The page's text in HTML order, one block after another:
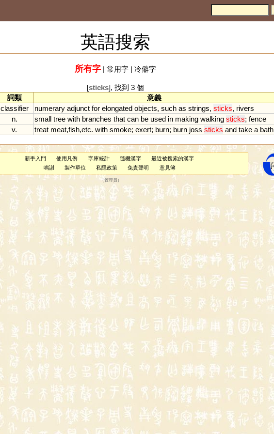
英語搜索
所有字| 常用字| 冷僻字
[sticks], 找到 3 個
詞類
意義
classifier numerary adjunct for elongated objects, such as strings, sticks, rivers
n. small tree with branches that can be used in making walking sticks; fence
v. treat meat,fish,etc. with smoke; exert; burn; burn joss sticks and take a bath
新手入門 使用凡例 字庫統計 隨機漢字
最近被搜索的漢字
鳴謝
製作單位 私隱政策 免責聲明 意見簿
（管理員 ）